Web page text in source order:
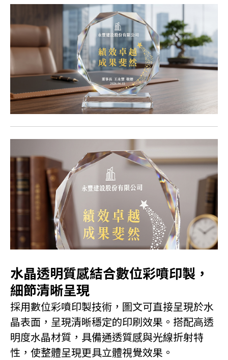
水晶透明質感結合數位彩噴印製，
細節清晰呈現
採用數位彩噴印製技術，圖文可直接呈現於水
晶表面，呈現清晰穩定的印刷效果。搭配高透
明度水晶材質，具備通透質感與光線折射特
性，使整體呈現更具立體視覺效果。